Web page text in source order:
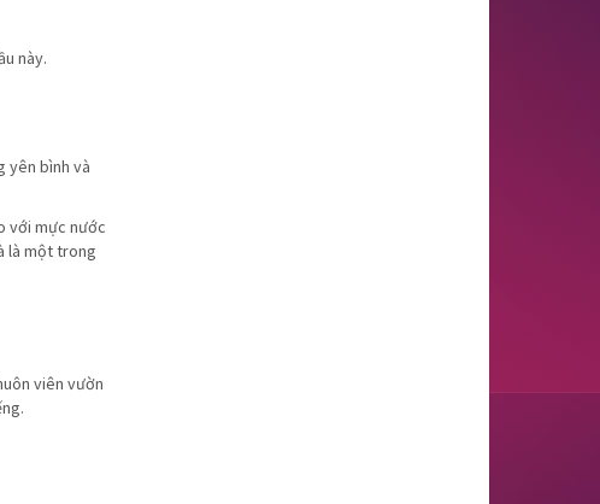
này.
yên bình và
với mực nước
là một trong
viên vườn